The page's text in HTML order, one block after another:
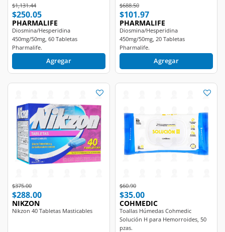
Price reduced from
$1,131.44to
$250.05
PHARMALIFE
Diosmina/Hesperidina
450mg/50mg, 60 Tabletas
Pharmalife.
Agregar
Price reduced from
$688.50to
$101.97
PHARMALIFE
Diosmina/Hesperidina
450mg/50mg, 20 Tabletas
Pharmalife.
Agregar
Price reduced from
$375.00to
$288.00
NIKZON
Nikzon 40 Tabletas Masticables
Price reduced from
$60.90to
$35.00
COHMEDIC
Toallas Húmedas Cohmedic
Solución H para Hemorroides, 50
pzas.